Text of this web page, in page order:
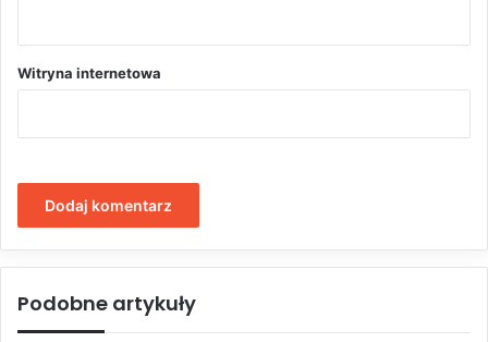
Witryna internetowa
Podobne artykuły